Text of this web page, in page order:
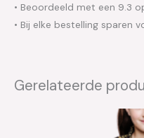
• Beoordeeld met een 9.3
• Bij elke bestelling sparen
Gerelateerde